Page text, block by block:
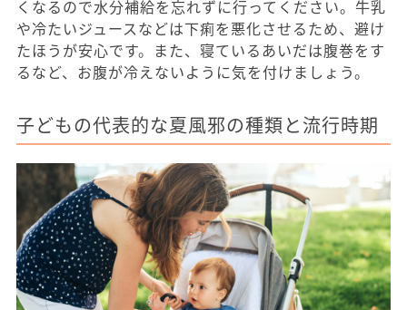
くなるので水分補給を忘れずに行ってください。牛乳
や冷たいジュースなどは下痢を悪化させるため、避け
たほうが安心です。また、寝ているあいだは腹巻をす
るなど、お腹が冷えないように気を付けましょう。
子どもの代表的な夏風邪の種類と流行時期